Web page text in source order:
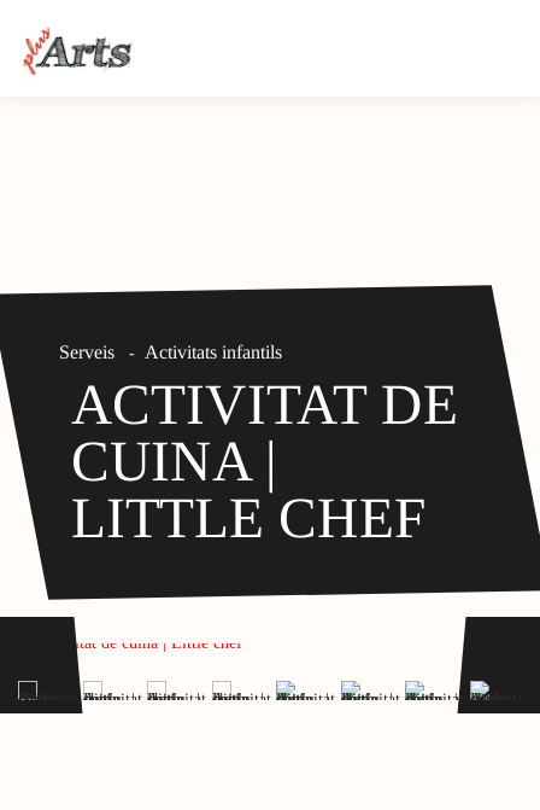
Serveis - Activitats infantils
ACTIVITAT DE
CUINA |
LITTLE CHEF